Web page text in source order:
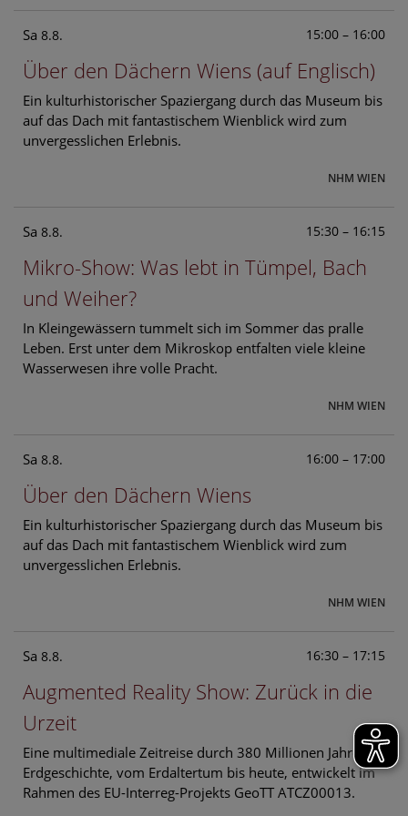
Sa 8.8. 15:00 – 16:00
Über den Dächern Wiens (auf Englisch)
Ein kulturhistorischer Spaziergang durch das Museum bis
auf das Dach mit fantastischem Wienblick wird zum
unvergesslichen Erlebnis.
NHM WIEN
Sa 8.8. 15:30 – 16:15
Mikro-Show: Was lebt in Tümpel, Bach
und Weiher?
In Kleingewässern tummelt sich im Sommer das pralle
Leben. Erst unter dem Mikroskop entfalten viele kleine
Wasserwesen ihre volle Pracht.
NHM WIEN
Sa 8.8. 16:00 – 17:00
Über den Dächern Wiens
Ein kulturhistorischer Spaziergang durch das Museum bis
auf das Dach mit fantastischem Wienblick wird zum
unvergesslichen Erlebnis.
NHM WIEN
Sa 8.8. 16:30 – 17:15
Augmented Reality Show: Zurück in die
Urzeit
Eine multimediale Zeitreise durch 380 Millionen Jahre
Erdgeschichte, vom Erdaltertum bis heute, entwickelt im
Rahmen des EU-Interreg-Projekts GeoTT ATCZ00013.